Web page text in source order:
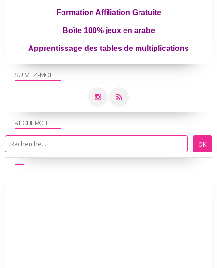
SUIVEZ-MOI
RECHERCHE
Formation Affiliation Gratuite
Boîte 100% jeux en arabe
Apprentissage des tables de multiplications